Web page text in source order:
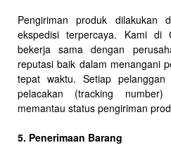
Pengiriman produk dilakukan
ekspedisi terpercaya. Kami di
bekerja sama dengan
reputasi baik dalam menangani
tepat waktu. Setiap
pelacakan (tracking
memantau status pengiriman
5. Penerimaan Barang